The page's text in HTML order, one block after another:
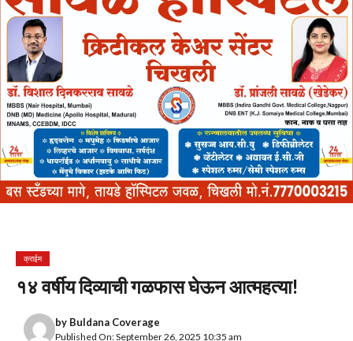
क्राईम
१४ वर्षीय दिव्याची गळफास घेऊन आत्महत्या!
by Buldana Coverage
Published On: September 26, 2025 10:35 am